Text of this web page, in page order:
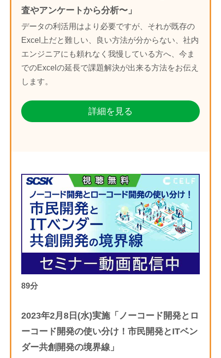
査やアンケートから分析〜」
データの利活用はより必要ですが、それが既存の
Excel上だと難しい、良い方法が分からない、社内
エンジニアにも頼れなく我慢している方へ、今ま
でのExcelの延長で課題解決が出来る方法をお伝え
します。
詳細を見る
89分
2023年2月8日(水)実施「ノーコード開発とロ
ーコード開発の使い分け！市民開発とITベン
ダー共創開発の境界線」